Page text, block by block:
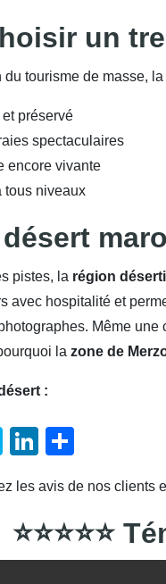
un
tourisme de masse,
préservé
spectaculaires
encore vivante
tous niveaux
pistes, la région
avec hospitalité et
Même
la zone de
:
S
p
e
Li
k
e
dI
ta
g
er
les avis de nos clients
⭐⭐⭐⭐⭐